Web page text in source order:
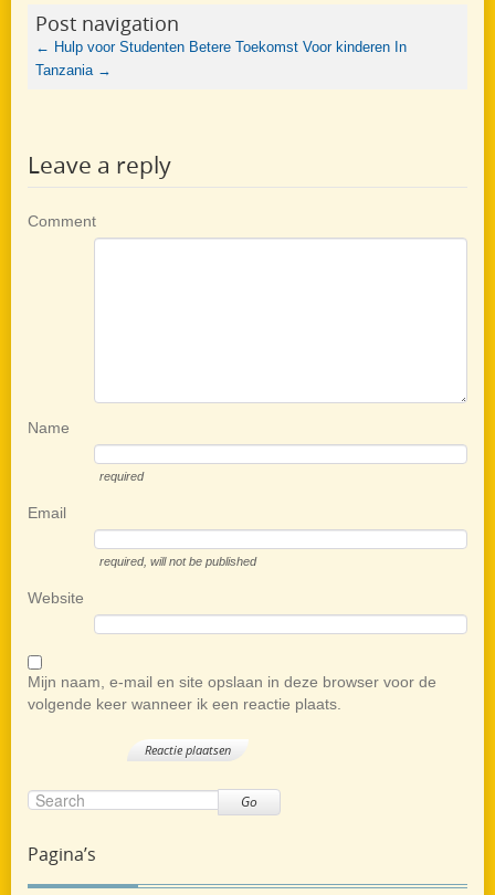
Post navigation
← Hulp voor Studenten Betere Toekomst Voor kinderen In
Tanzania →
Leave a reply
Comment
Name
required
Email
required, will not be published
Website
Mijn naam, e-mail en site opslaan in deze browser voor de
volgende keer wanneer ik een reactie plaats.
Go
Pagina’s